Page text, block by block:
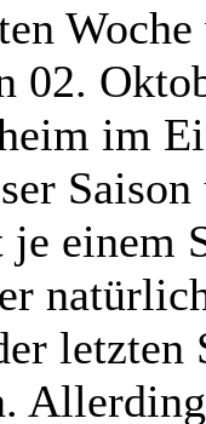
02.
im
einem
letzten